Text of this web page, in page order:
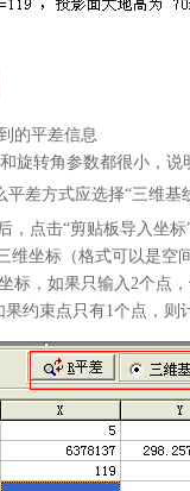
平差信息
转角参数都很小，说
差方式应选择“三维基
，点击“剪贴板导入坐
维坐标（格式可以是
标，如果只输入2个点
约束点只有1个点，则